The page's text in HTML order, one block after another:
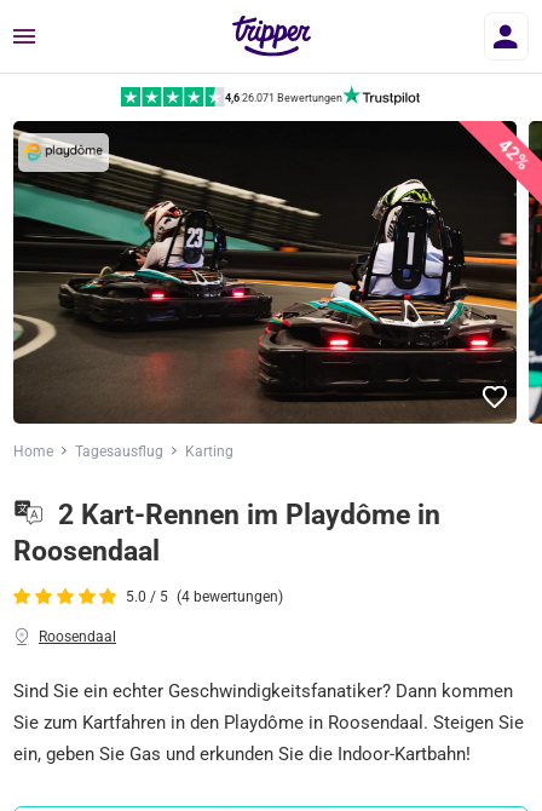
Menü
4,6|26.071 Bewertungen
42%
Home Tagesausflug Karting
2 Kart-Rennen im Playdôme in
Roosendaal
5.0 / 5 (4 bewertungen)
Roosendaal
Sind Sie ein echter Geschwindigkeitsfanatiker? Dann kommen
Sie zum Kartfahren in den Playdôme in Roosendaal. Steigen Sie
ein, geben Sie Gas und erkunden Sie die Indoor-Kartbahn!